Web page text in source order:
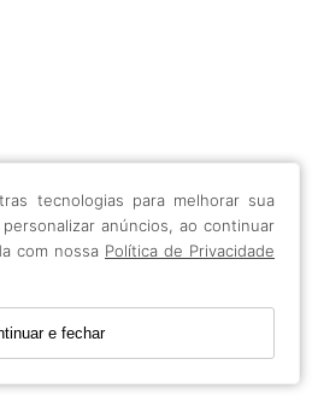
tecnologias para melhorar sua
anúncios, ao continuar
com nossa Política de Privacidade
e fechar